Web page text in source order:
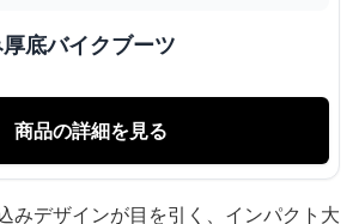
底バイクブーツ
商品の詳細を見る
みデザインが目を引く、インパクト大